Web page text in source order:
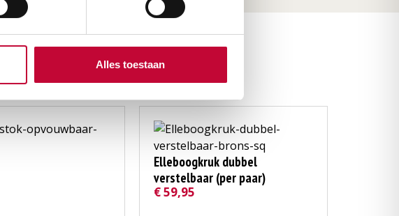
Alles toestaan
Elleboogkruk dubbel
verstelbaar (per paar)
€59,95